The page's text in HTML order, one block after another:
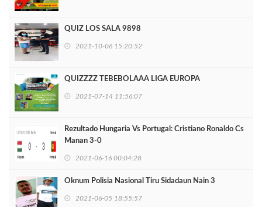
QUIZ LOS SALA 9898
2021-10-06 15:20:52
QUIZZZZ TEBEBOLAAA LIGA EUROPA
2021-07-14 11:56:07
Rezultado Hungaria Vs Portugal: Cristiano Ronaldo Cs
Manan 3-0
2021-06-16 00:04:28
Oknum Polisia Nasional Tiru Sidadaun Nain 3
2021-06-05 18:55:57